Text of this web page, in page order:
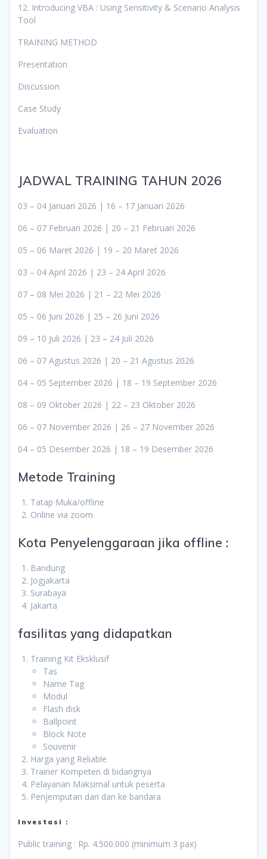
12. Introducing VBA : Using Sensitivity & Scenario Analysis
Tool
TRAINING METHOD
Presentation
Discussion
Case Study
Evaluation
JADWAL TRAINING TAHUN 2026
03 – 04 Januari 2026 | 16 – 17 Januari 2026
06 – 07 Februari 2026 | 20 – 21 Februari 2026
05 – 06 Maret 2026 | 19 – 20 Maret 2026
03 – 04 April 2026 | 23 – 24 April 2026
07 – 08 Mei 2026 | 21 – 22 Mei 2026
05 – 06 Juni 2026 | 25 – 26 Juni 2026
09 – 10 Juli 2026 | 23 – 24 Juli 2026
06 – 07 Agustus 2026 | 20 – 21 Agustus 2026
04 – 05 September 2026 | 18 – 19 September 2026
08 – 09 Oktober 2026 | 22 – 23 Oktober 2026
06 – 07 November 2026 | 26 – 27 November 2026
04 – 05 Desember 2026 | 18 – 19 Desember 2026
Metode Training
Tatap Muka/offline
Online via zoom
Kota Penyelenggaraan jika offline :
Bandung
Jogjakarta
Surabaya
Jakarta
fasilitas yang didapatkan
Training Kit Eksklusif
Tas
Name Tag
Modul
Flash disk
Ballpoint
Block Note
Souvenir
Harga yang Reliable
Trainer Kompeten di bidangnya
Pelayanan Maksimal untuk peserta
Penjemputan dari dan ke bandara
Investasi :
Public training : Rp. 4.500.000 (minimum 3 pax)